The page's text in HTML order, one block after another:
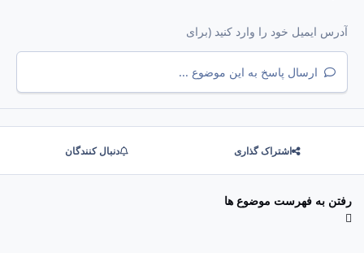
ارسال پاسخ به این موضوع ...
اشتراک گذاری دنبال کنندگان
رفتن به فهرست موضوع ها